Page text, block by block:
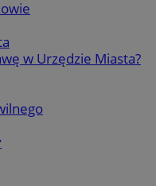
w Urzędzie Miasta?